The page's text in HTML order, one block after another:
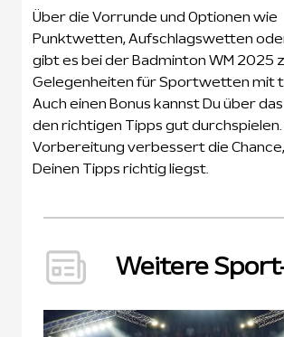
Über die Vorrunde und Optionen wie
Punktwetten, Aufschlagswetten
gibt es bei der Badminton WM 2025
Gelegenheiten für Sportwetten mit
Auch einen Bonus kannst Du über
den richtigen Tipps gut
Vorbereitung verbessert die
Deinen Tipps richtig liegst.
Weitere